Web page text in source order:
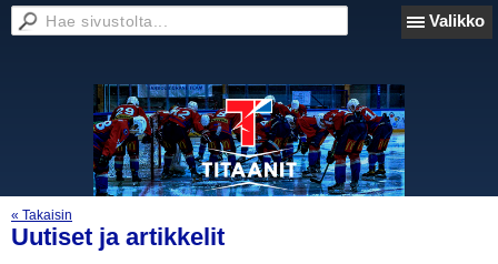
Valikko
« Takaisin
Uutiset ja artikkelit